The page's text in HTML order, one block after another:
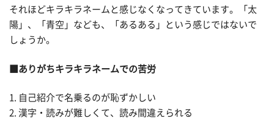
それほどキラキラネームと感じなくなってきています。「太
陽」、「青空」なども、「あるある」という感じではないで
しょうか。
■ありがちキラキラネームでの苦労
1. 自己紹介で名乗るのが恥ずかしい
2. 漢字・読みが難しくて、読み間違えられる